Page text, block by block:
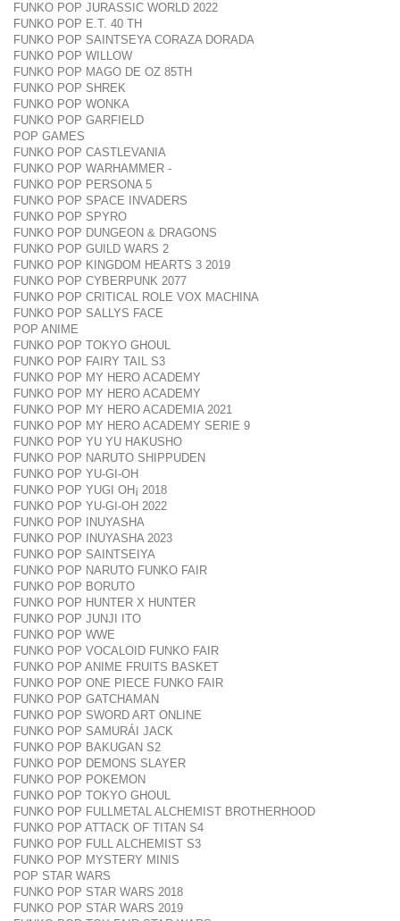
FUNKO POP JURASSIC WORLD 2022
FUNKO POP E.T. 40 TH
FUNKO POP SAINTSEYA CORAZA DORADA
FUNKO POP WILLOW
FUNKO POP MAGO DE OZ 85TH
FUNKO POP SHREK
FUNKO POP WONKA
FUNKO POP GARFIELD
POP GAMES
FUNKO POP CASTLEVANIA
FUNKO POP WARHAMMER -
FUNKO POP PERSONA 5
FUNKO POP SPACE INVADERS
FUNKO POP SPYRO
FUNKO POP DUNGEON & DRAGONS
FUNKO POP GUILD WARS 2
FUNKO POP KINGDOM HEARTS 3 2019
FUNKO POP CYBERPUNK 2077
FUNKO POP CRITICAL ROLE VOX MACHINA
FUNKO POP SALLYS FACE
POP ANIME
FUNKO POP TOKYO GHOUL
FUNKO POP FAIRY TAIL S3
FUNKO POP MY HERO ACADEMY
FUNKO POP MY HERO ACADEMY
FUNKO POP MY HERO ACADEMIA 2021
FUNKO POP MY HERO ACADEMY SERIE 9
FUNKO POP YU YU HAKUSHO
FUNKO POP NARUTO SHIPPUDEN
FUNKO POP YU-GI-OH
FUNKO POP YUGI OH¡ 2018
FUNKO POP YU-GI-OH 2022
FUNKO POP INUYASHA
FUNKO POP INUYASHA 2023
FUNKO POP SAINTSEIYA
FUNKO POP NARUTO FUNKO FAIR
FUNKO POP BORUTO
FUNKO POP HUNTER X HUNTER
FUNKO POP JUNJI ITO
FUNKO POP WWE
FUNKO POP VOCALOID FUNKO FAIR
FUNKO POP ANIME FRUITS BASKET
FUNKO POP ONE PIECE FUNKO FAIR
FUNKO POP GATCHAMAN
FUNKO POP SWORD ART ONLINE
FUNKO POP SAMURÁI JACK
FUNKO POP BAKUGAN S2
FUNKO POP DEMONS SLAYER
FUNKO POP POKEMON
FUNKO POP TOKYO GHOUL
FUNKO POP FULLMETAL ALCHEMIST BROTHERHOOD
FUNKO POP ATTACK OF TITAN S4
FUNKO POP FULL ALCHEMIST S3
FUNKO POP MYSTERY MINIS
POP STAR WARS
FUNKO POP STAR WARS 2018
FUNKO POP STAR WARS 2019